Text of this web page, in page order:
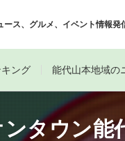
ス、グルメ、イベント情報発
ング 能代山本地域の
タウン能